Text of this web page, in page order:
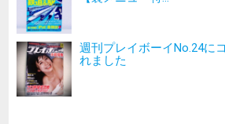
週刊プレイボーイNo.24に
れました